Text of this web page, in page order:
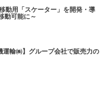
動用「スケーター」を開発・導
動可能に～
運輸㈱】グループ会社で販売力の